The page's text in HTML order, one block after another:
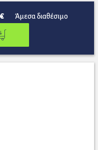
Άμεσα διαθέσιμο